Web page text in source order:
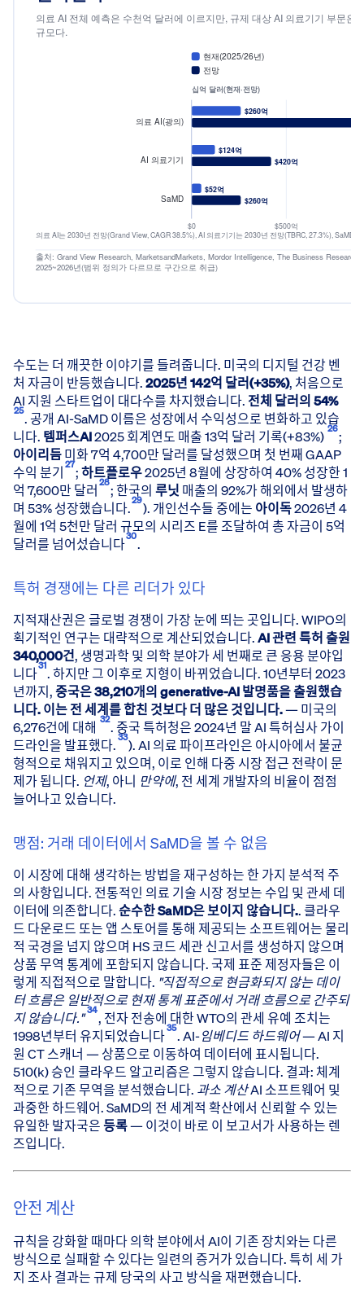
의료 AI 전체 예측은 수천억 달러에 이르지만, 규제 대상
십억 달러(현
현재
의료 AI(광의)
AI 의료기기
SaMD
의료 AI는 2030년 전망(Grand View, CAGR 38.5%), AI 의료기
출처: Grand View Research, MarketsandMarkets, Mordor
수도는 더 깨끗한 이야기를 들려줍니다. 미국의 디지털 건강 벤
처 자금이 반등했습니다.2025년 142억 달러(+35%), 처음으로
AI 지원 스타트업이 대다수를 차지했습니다. 전체 달러의 54%
25. 공개 AI-SaMD 이름은 성장에서 수익성으로 변화하고 있습
니다. 템퍼스AI2025 회계연도 매출 13억 달러 기록(+83%) 26;
아이리듬미화 7억 4,700만 달러를 달성했으며 첫 번째 GAAP
수익 분기 27;하트플로우2025년 8월에 상장하여 40% 성장한 1
억 7,600만 달러 28; 한국의 루닛 매출의 92%가 해외에서 발생하
며 53% 성장했습니다.29). 개인선수들 중에는 아이독2026년 4
월에 1억 5천만 달러 규모의 시리즈 E를 조달하여 총 자금이 5억
달러를 넘어섰습니다30.
특허 경쟁에는 다른 리더가 있다
지적재산권은 글로벌 경쟁이 가장 눈에 띄는 곳입니다. WIPO의
획기적인 연구는 대략적으로 계산되었습니다.AI 관련 특허 출원
340,000건, 생명과학 및 의학 분야가 세 번째로 큰 응용 분야입
니다31. 하지만 그 이후로 지형이 바뀌었습니다. 10년부터 2023
년까지,중국은 38,210개의 generative-AI 발명품을 출원했습
니다. 이는 전 세계를 합친 것보다 더 많은 것입니다.— 미국의
6,276건에 대해 32. 중국 특허청은 2024년 말 AI 특허심사 가이
드라인을 발표했다. 33). AI 의료 파이프라인은 아시아에서 불균
형적으로 채워지고 있으며, 이로 인해 다중 시장 접근 전략이 문
제가 됩니다. 언제, 아니 만약에, 전 세계 개발자의 비율이 점점
늘어나고 있습니다.
맹점: 거래 데이터에서 SaMD을 볼 수 없음
이 시장에 대해 생각하는 방법을 재구성하는 한 가지 분석적 주
의 사항입니다. 전통적인 의료 기술 시장 정보는 수입 및 관세 데
이터에 의존합니다.순수한 SaMD은 보이지 않습니다.. 클라우
드 다운로드 또는 앱 스토어를 통해 제공되는 소프트웨어는 물리
적 국경을 넘지 않으며 HS 코드 세관 신고서를 생성하지 않으며
상품 무역 통계에 포함되지 않습니다. 국제 표준 제정자들은 이
렇게 직접적으로 말합니다. "직접적으로 현금화되지 않는 데이
터 흐름은 일반적으로 현재 통계 표준에서 거래 흐름으로 간주되
지 않습니다." 34, 전자 전송에 대한 WTO의 관세 유예 조치는
1998년부터 유지되었습니다35. AI-임베디드 하드웨어— AI 지
원 CT 스캐너 — 상품으로 이동하여 데이터에 표시됩니다.
510(k) 승인 클라우드 알고리즘은 그렇지 않습니다. 결과: 체계
적으로 기존 무역을 분석했습니다. 과소 계산AI 소프트웨어 및
과중한 하드웨어. SaMD의 전 세계적 확산에서 신뢰할 수 있는
유일한 발자국은등록— 이것이 바로 이 보고서가 사용하는 렌
즈입니다.
안전 계산
규칙을 강화할 때마다 의학 분야에서 AI이 기존 장치와는 다른
방식으로 실패할 수 있다는 일련의 증거가 있습니다. 특히 세 가
지 조사 결과는 규제 당국의 사고 방식을 재편했습니다.